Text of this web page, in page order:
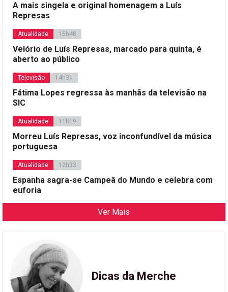
A mais singela e original homenagem a Luís
Represas
Atualidade 15h48
Velório de Luís Represas, marcado para quinta, é
aberto ao público
Televisão 14h31
Fátima Lopes regressa às manhãs da televisão na
SIC
Atualidade 11h19
Morreu Luís Represas, voz inconfundível da música
portuguesa
Atualidade 12h33
Espanha sagra-se Campeã do Mundo e celebra com
euforia
Ver Mais
Dicas da Merche